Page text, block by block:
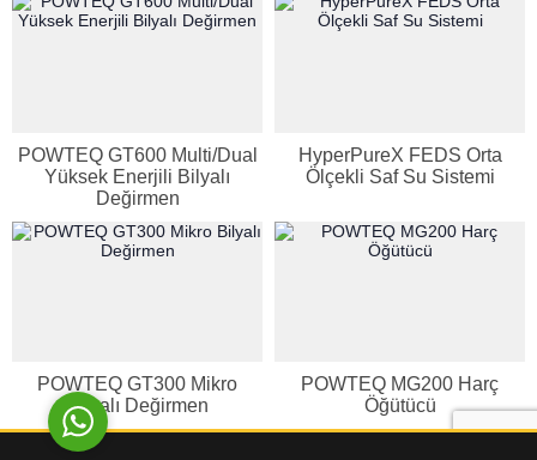
POWTEQ GT600 Multi/Dual
Yüksek Enerjili Bilyalı
Değirmen
HyperPureX FEDS Orta
Ölçekli Saf Su Sistemi
POWTEQ GT300 Mikro
Bilyalı Değirmen
POWTEQ MG200 Harç
Öğütücü